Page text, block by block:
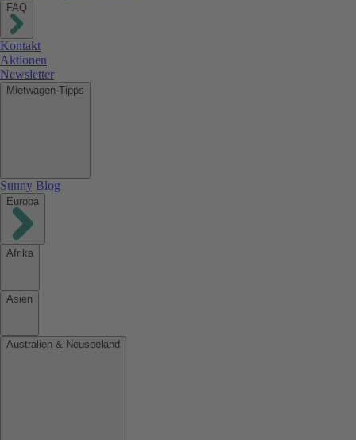
FAQ
Kontakt
Aktionen
Newsletter
Mietwagen-Tipps
Sunny Blog
Europa
Afrika
Asien
Australien & Neuseeland